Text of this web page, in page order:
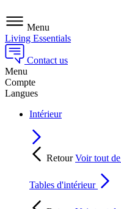
Menu
Living Essentials
Contact us
Menu
Compte
Langues
Intérieur
RetourVoir tout de
Tables d'intérieur